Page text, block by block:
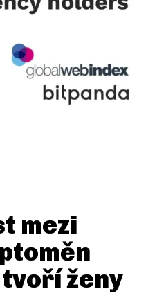
mezi
ženy